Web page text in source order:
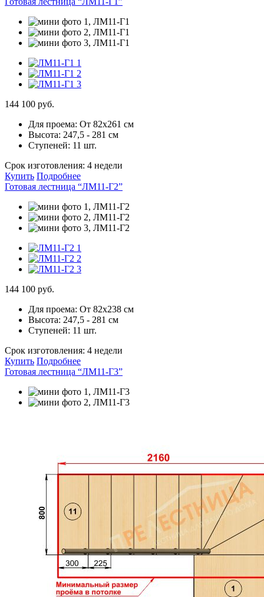
144 100 руб.
Для проема: От 82х261 см
Высота: 247,5 - 281 см
Ступеней: 11 шт.
Срок изготовления: 4 недели
Купить Подробнее
Готовая лестница “ЛМ11-Г2”
144 100 руб.
Для проема: От 82х238 см
Высота: 247,5 - 281 см
Ступеней: 11 шт.
Срок изготовления: 4 недели
Купить Подробнее
Готовая лестница “ЛМ11-Г3”